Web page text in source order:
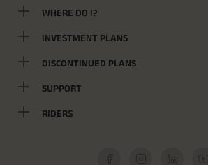
WHERE DO I?
INVESTMENT PLANS
DISCONTINUED PLANS
SUPPORT
RIDERS